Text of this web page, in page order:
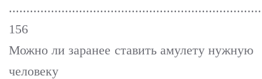
156
Можно ли заранее ставить амулету нужную
человеку